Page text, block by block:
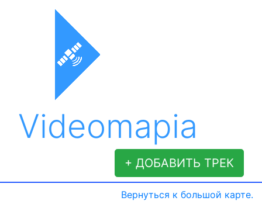
Videomapia
+ ДОБАВИТЬ ТРЕК
Вернуться к большой карте.